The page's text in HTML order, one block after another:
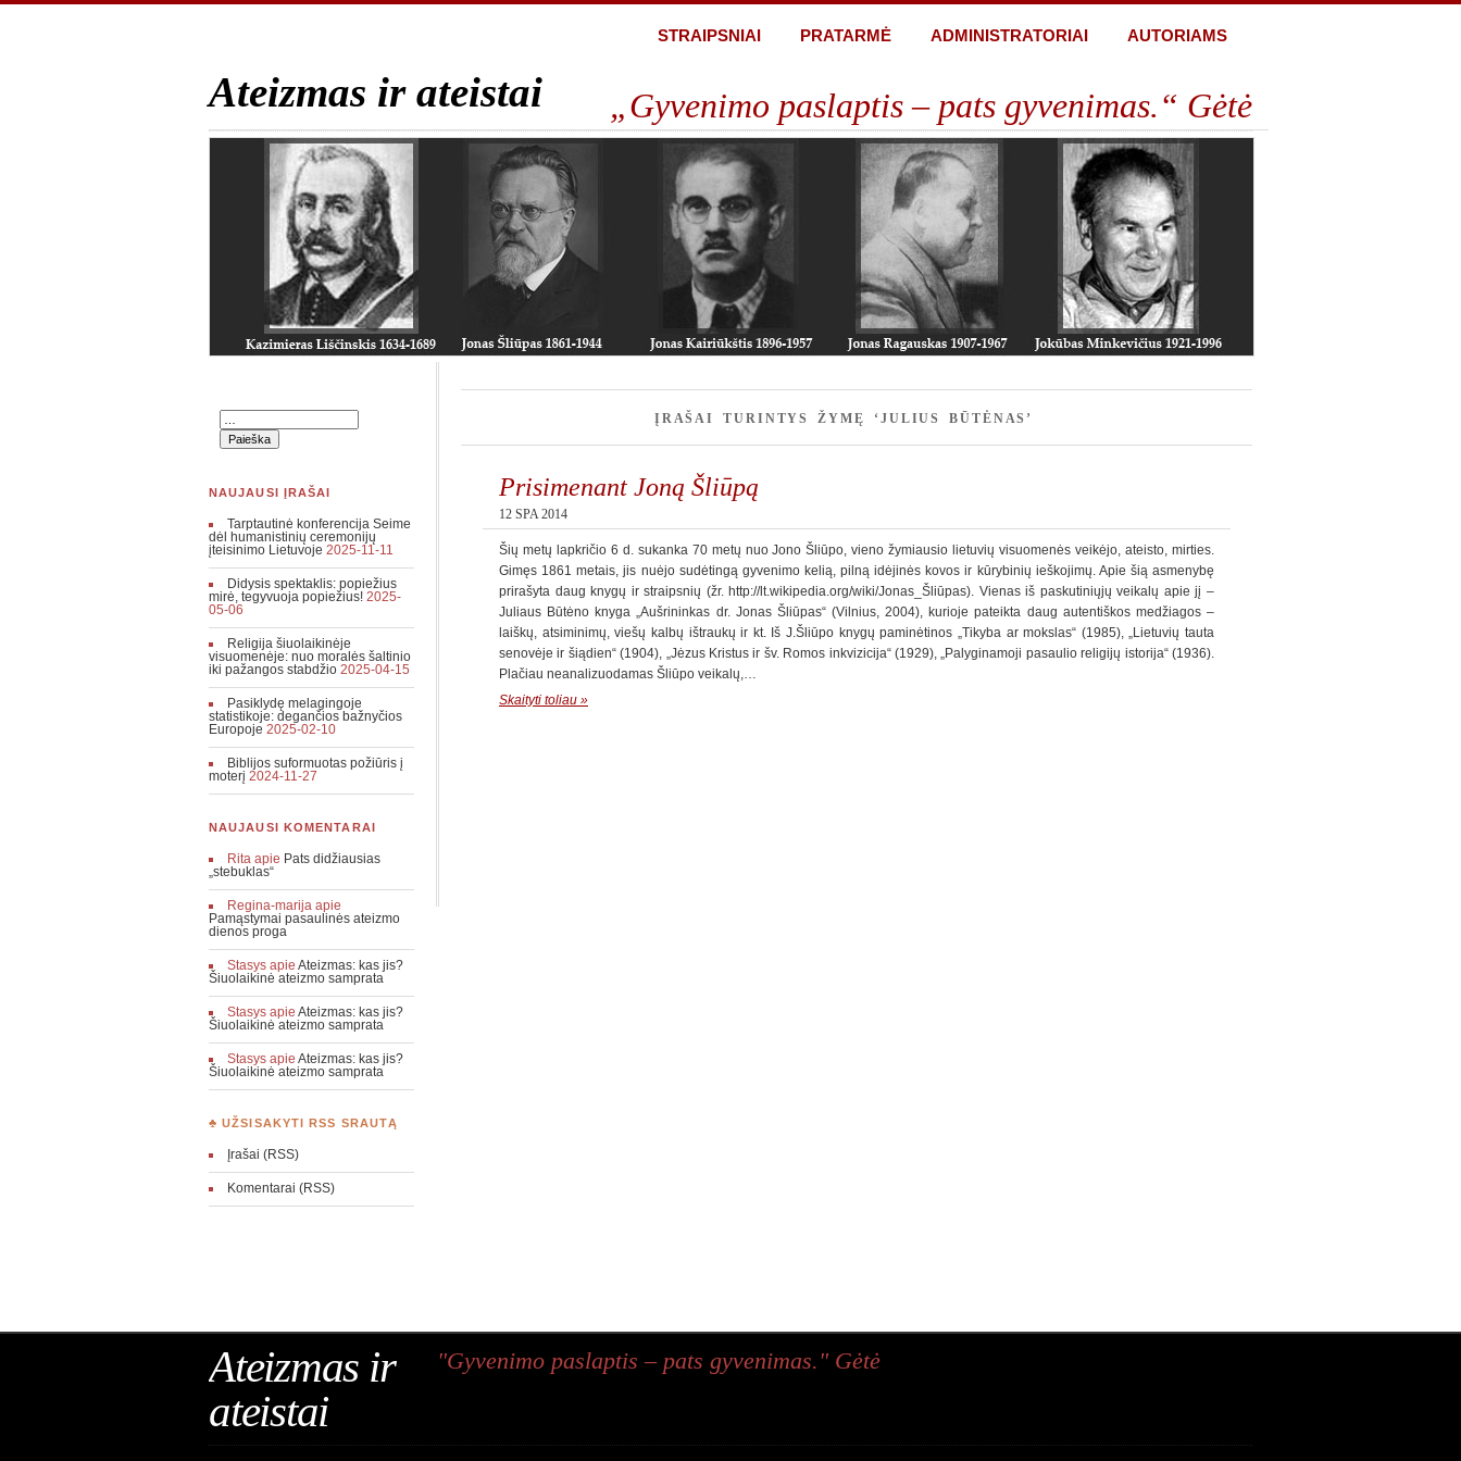
STRAIPSNIAI PRATARMĖ ADMINISTRATORIAI AUTORIAMS
Ateizmas ir ateistai „Gyvenimo paslaptis – pats gyvenimas.“ Gėtė
ĮRAŠAI TURINTYS ŽYMĘ ‘JULIUS BŪTĖNAS’
Prisimenant Joną Šliūpą
12 SPA 2014
Šių metų lapkričio 6 d. sukanka 70 metų nuo Jono Šliūpo, vieno žymiausio lietuvių visuomenės veikėjo, ateisto, mirties.
Gimęs 1861 metais, jis nuėjo sudėtingą gyvenimo kelią, pilną idėjinės kovos ir kūrybinių ieškojimų. Apie šią asmenybę
prirašyta daug knygų ir straipsnių (žr. http://lt.wikipedia.org/wiki/Jonas_Šliūpas). Vienas iš paskutiniųjų veikalų apie jį –
Juliaus Būtėno knyga „Aušrininkas dr. Jonas Šliūpas“ (Vilnius, 2004), kurioje pateikta daug autentiškos medžiagos –
laiškų, atsiminimų, viešų kalbų ištraukų ir kt. Iš J.Šliūpo knygų paminėtinos „Tikyba ar mokslas“ (1985), „Lietuvių tauta
senovėje ir šiądien“ (1904), „Jėzus Kristus ir šv. Romos inkvizicija“ (1929), „Palyginamoji pasaulio religijų istorija“ (1936).
Plačiau neanalizuodamas Šliūpo veikalų,…
Skaityti toliau »
NAUJAUSI ĮRAŠAI
Tarptautinė konferencija Seime
dėl humanistinių ceremonijų
įteisinimo Lietuvoje 2025-11-11
Didysis spektaklis: popiežius
mirė, tegyvuoja popiežius! 2025-
05-06
Religija šiuolaikinėje
visuomenėje: nuo moralės šaltinio
iki pažangos stabdžio 2025-04-15
Pasiklydę melagingoje
statistikoje: degančios bažnyčios
Europoje 2025-02-10
Biblijos suformuotas požiūris į
moterį 2024-11-27
NAUJAUSI KOMENTARAI
Rita apie Pats didžiausias
„stebuklas“
Regina-marija apie
Pamąstymai pasaulinės ateizmo
dienos proga
Stasys apieAteizmas: kas jis?
Šiuolaikinė ateizmo samprata
Stasys apieAteizmas: kas jis?
Šiuolaikinė ateizmo samprata
Stasys apieAteizmas: kas jis?
Šiuolaikinė ateizmo samprata
♣ UŽSISAKYTI RSS SRAUTĄ
Įrašai (RSS)
Komentarai (RSS)
Ateizmas ir
ateistai
"Gyvenimo paslaptis – pats gyvenimas." Gėtė